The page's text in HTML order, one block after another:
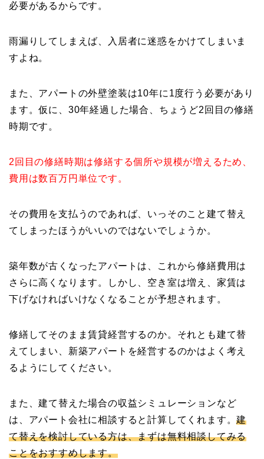
必要があるからです。
雨漏りしてしまえば、入居者に迷惑をかけてしまいま
すよね。
また、アパートの外壁塗装は10年に1度行う必要があり
ます。仮に、30年経過した場合、ちょうど2回目の修繕
時期です。
2回目の修繕時期は修繕する個所や規模が増えるため、
費用は数百万円単位です。
その費用を支払うのであれば、いっそのこと建て替え
てしまったほうがいいのではないでしょうか。
築年数が古くなったアパートは、これから修繕費用は
さらに高くなります。しかし、空き室は増え、家賃は
下げなければいけなくなることが予想されます。
修繕してそのまま賃貸経営するのか。それとも建て替
えてしまい、新築アパートを経営するのかはよく考え
るようにしてください。
また、建て替えた場合の収益シミュレーションなど
は、アパート会社に相談すると計算してくれます。建
て替えを検討している方は、まずは無料相談してみる
ことをおすすめします。